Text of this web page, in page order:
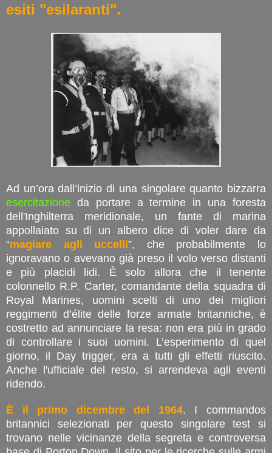
esiti "esilaranti".
Ad un’ora dall’inizio di una singolare quanto bizzarra
esercitazione da portare a termine in una foresta
dell'Inghilterra meridionale, un fante di marina
appollaiato su di un albero dice di voler dare da
“magiare agli uccelli”, che probabilmente lo
ignoravano o avevano già preso il volo verso distanti
e più placidi lidi. È solo allora che il tenente
colonnello R.P. Carter, comandante della squadra di
Royal Marines, uomini scelti di uno dei migliori
reggimenti d’élite delle forze armate britanniche, è
costretto ad annunciare la resa: non era più in grado
di controllare i suoi uomini. L’esperimento di quel
giorno, il Day trigger, era a tutti gli effetti riuscito.
Anche l'ufficiale del resto, si arrendeva agli eventi
ridendo.
È il primo dicembre del 1964. I commandos
britannici selezionati per questo singolare test si
trovano nelle vicinanze della segreta e controversa